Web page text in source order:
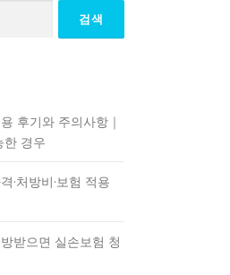
후기와 주의사항｜
한 경우
·처방비·보험 적용
받으면 실손보험 청